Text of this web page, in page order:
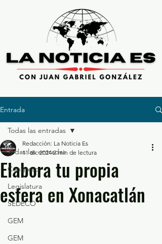
Entrada
Todas las entradas
Congreso
Legislatura
SEDECO
GEM
GEM
Todas las entradas
Elabora tu propia
esfera en Xonacatlán
Redacción: La Noticia Es
11 dic 2024 2 min de lectura